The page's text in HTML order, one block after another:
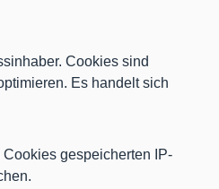
Cookies sind
Es handelt sich
gespeicherten IP-